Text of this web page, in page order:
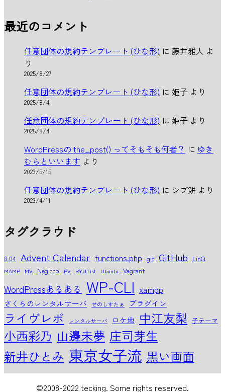
最近のコメント
任意団体の規約テンプレート (ひな形) に 藤井雅人 よ
り
2025/8/27
任意団体の規約テンプレート (ひな形) に 姫子 より
2025/8/4
任意団体の規約テンプレート (ひな形) に 姫子 より
2025/8/4
WordPressの the_post() ってそもそも何者？ に ゆき
むらといいます より
2023/5/15
任意団体の規約テンプレート (ひな形) に シブ餅 より
2023/4/11
タグクラウド
8.04 Advent Calendar functions.php git GitHub LinQ
MAMP MV Negicco PV RYUTist Ubuntu Vagrant
WordPressあるある WP-CLI xampp
さくらのレンタルサーバ せのしすたぁ プラグイン
ライヴレポ レンタルサーバ ロケ地 中江友梨 子テーマ
小西彩乃 山邊未夢 庄司芽生
新井ひとみ 東京女子流 黒い画面
©2008-2022 tecking. Some rights reserved.